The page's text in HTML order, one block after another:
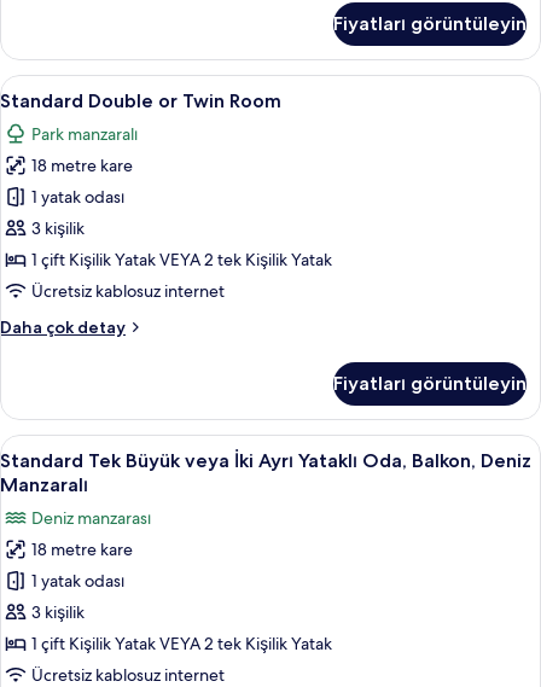
hakkında
daha
fazla
detay
Fiyatları görüntüleyin
Standard
Double
or
Twin
Room
için
tüm
fotoğrafları
Standard Double or Twin Room |
6
Standard Double or Twin Room
Park manzaralı
18 metre kare
1 yatak odası
3 kişilik
1 çift Kişilik Yatak VEYA 2 tek Kişilik Yatak
Ücretsiz kablosuz internet
Daha çok detay
Standard
Room
hakkında
daha
fazla
Fiyatları görüntüleyin
Standard
Tek
veya
İki
Ayrı
Yataklı
Oda,
Balkon,
Standard Tek Büyük veya İki Ayrı
10
Standard Tek Büyük veya İki Ayrı Yataklı Oda, Balkon, Deniz
Manzaralı
Deniz manzarası
18 metre kare
1 yatak odası
3 kişilik
1 çift Kişilik Yatak VEYA 2 tek Kişilik Yatak
Ücretsiz kablosuz internet